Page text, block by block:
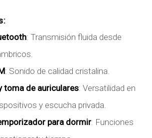
: Transmisión fluida desde
: Sonido de calidad cristalina.
toma de auriculares: Versatilidad en
y escucha privada.
para dormir: Funciones